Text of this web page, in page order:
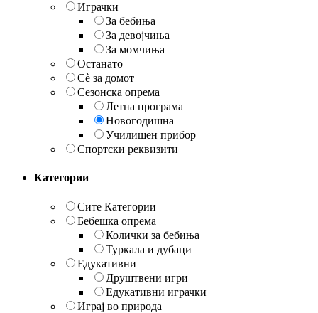
Играчки
За бебиња
За девојчиња
За момчиња
Останато
Сè за домот
Сезонска опрема
Летна програма
Новогодишна
Училишен прибор
Спортски реквизити
Категории
Сите Категории
Бебешка опрема
Колички за бебиња
Туркала и дубаци
Едукативни
Друштвени игри
Едукативни играчки
Играј во природа